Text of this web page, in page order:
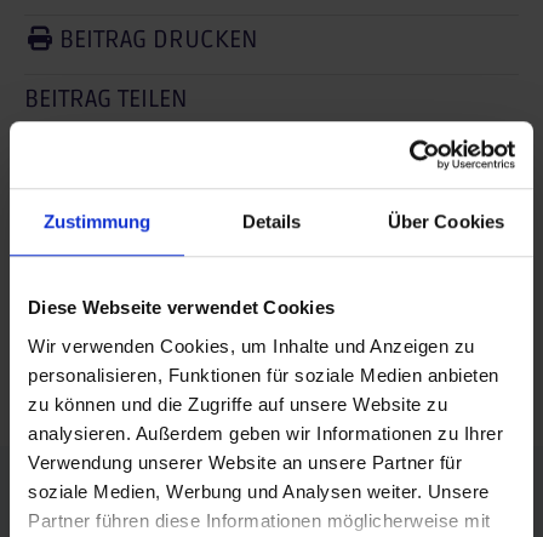
Zustimmung Details Über Cookies
Diese Webseite verwendet Cookies
Wir verwenden Cookies, um Inhalte und Anzeigen zu
personalisieren, Funktionen für soziale Medien anbieten
zu können und die Zugriffe auf unsere Website zu
analysieren. Außerdem geben wir Informationen zu Ihrer
Verwendung unserer Website an unsere Partner für
soziale Medien, Werbung und Analysen weiter. Unsere
Partner führen diese Informationen möglicherweise mit
BEITRAG DRUCKEN
BEITRAG TEILEN
teilen
mail
RSS FEED
FÖRDERER DES SPORTS IN SACHSEN-ANHALT